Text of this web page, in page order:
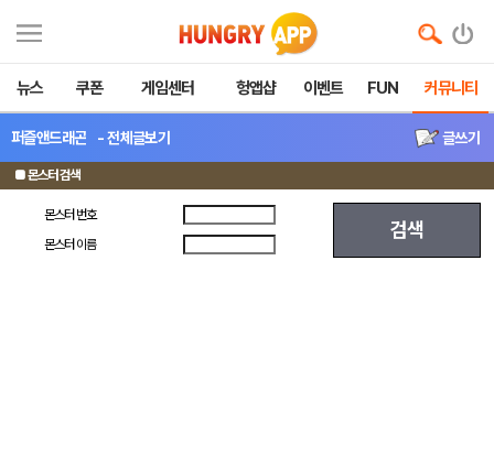
뉴스 쿠폰 게임센터 헝앱샵 이벤트 FUN 커뮤니티
퍼즐앤드래곤 - 전체글보기 글쓰기
■ 몬스터 검색
몬스터 번호
검색
몬스터 이름